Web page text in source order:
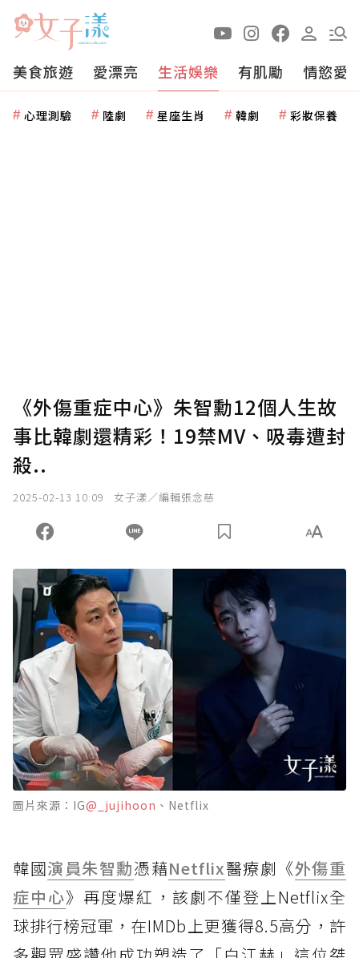
美食旅遊 愛漂亮 生活娛樂 有肌勵 情慾愛
心理測驗 陸劇 星座生肖 韓劇 彩妝保養
《外傷重症中心》朱智勳12個人生故
事比韓劇還精彩！19禁MV、吸毒遭封
殺..
2025-02-13 10:09 女子漾／編輯張念慈
圖片來源：IG@_jujihoon 、Netflix
韓國演員朱智勳憑藉Netflix醫療劇《外傷重
症中心》再度爆紅，該劇不僅登上Netflix全
球排行榜冠軍，在IMDb上更獲得8.5高分，許